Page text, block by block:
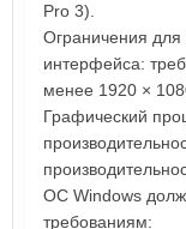
Pro 3).
Ограничения для
интерфейса:
менее 1920 ×
Графический
ОС Windows
требованиям: